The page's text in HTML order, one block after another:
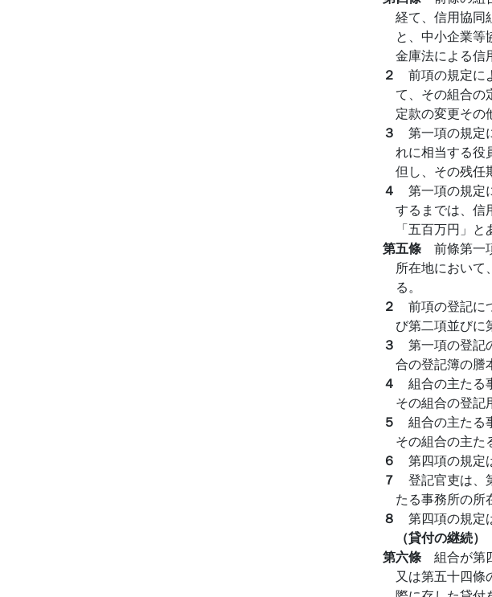
経て、信用協同
と、中小企業等
金庫法による信
２ 前項の規定に
て、その組合の
定款の変更その
３ 第一項の規定
れに相当する役
但し、その残任
４ 第一項の規定
するまでは、信
「五百万円」
第五條 前條第一
所在地において
る。
２ 前項の登記に
び第二項並びに
３ 第一項の登記
合の登記簿の謄
４ 組合の主たる
その組合の登記
５ 組合の主たる
その組合の主た
６ 第四項の規定
７ 登記官吏は、
たる事務所の所
８ 第四項の規定
（貸付の継続）
第六條 組合が第
又は第五十四